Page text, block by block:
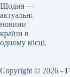
Щодня —
актуальні
новини
країни в
одному місці.
Copyright © 2026 -